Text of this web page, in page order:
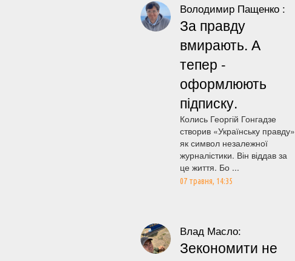
Володимир Пащенко :
За правду
вмирають. А
тепер -
оформлюють
підписку.
Колись Георгій Гонгадзе
створив «Українську правду»
як символ незалежної
журналістики. Він віддав за
це життя. Бо ...
07 травня, 14:35
Влад Масло:
Зекономити не